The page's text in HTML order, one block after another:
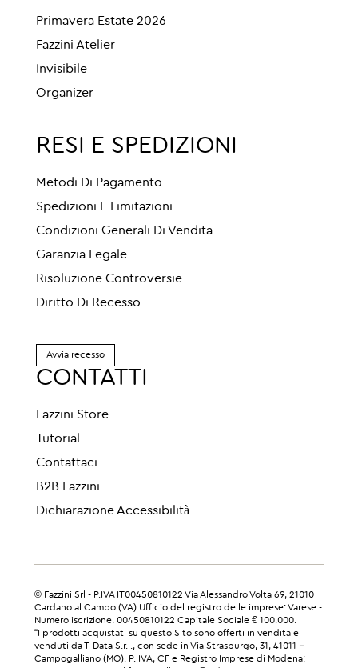
Primavera Estate 2026
Fazzini Atelier
Invisibile
Organizer
RESI E SPEDIZIONI
Metodi Di Pagamento
Spedizioni E Limitazioni
Condizioni Generali Di Vendita
Garanzia Legale
Risoluzione Controversie
Diritto Di Recesso
Avvia recesso
CONTATTI
Fazzini Store
Tutorial
Contattaci
B2B Fazzini
Dichiarazione Accessibilità
© Fazzini Srl - P.IVA IT00450810122 Via Alessandro Volta 69, 21010
Cardano al Campo (VA) Ufficio del registro delle imprese: Varese -
Numero iscrizione: 00450810122 Capitale Sociale € 100.000.
“I prodotti acquistati su questo Sito sono offerti in vendita e
venduti da T-Data S.r.l., con sede in Via Strasburgo, 31, 41011 –
Campogalliano (MO). P. IVA, CF e Registro Imprese di Modena: